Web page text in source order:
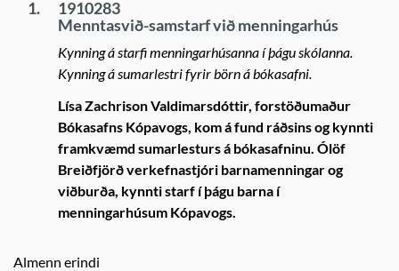
1.
1910283
Menntasvið-samstarf við menningarhús
Kynning á starfi menningarhúsanna í þágu skólanna.
Kynning á sumarlestri fyrir börn á bókasafni.
Lísa Zachrison Valdimarsdóttir, forstöðumaður
Bókasafns Kópavogs, kom á fund ráðsins og kynnti
framkvæmd sumarlesturs á bókasafninu. Ólöf
Breiðfjörð verkefnastjóri barnamenningar og
viðburða, kynnti starf í þágu barna í
menningarhúsum Kópavogs.
Almenn erindi